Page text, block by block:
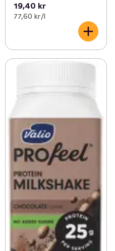
19,40 kr
77,60 kr /l